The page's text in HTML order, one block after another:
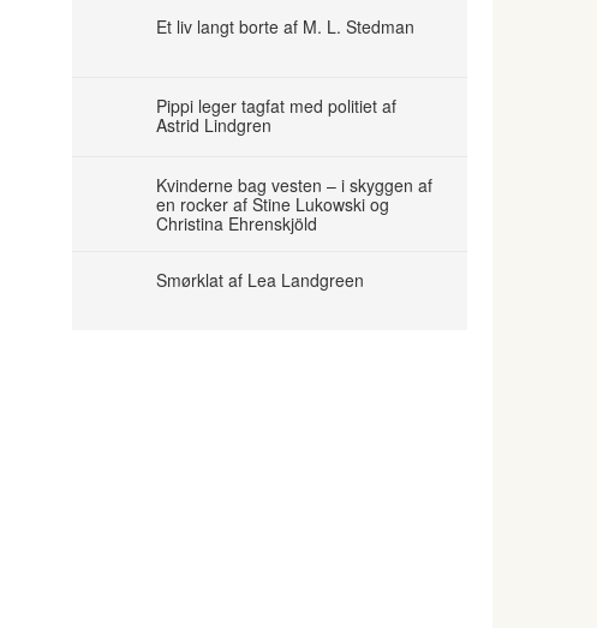
Et liv langt borte af M. L. Stedman
Pippi leger tagfat med politiet af
Astrid Lindgren
Kvinderne bag vesten – i skyggen af
en rocker af Stine Lukowski og
Christina Ehrenskjöld
Smørklat af Lea Landgreen